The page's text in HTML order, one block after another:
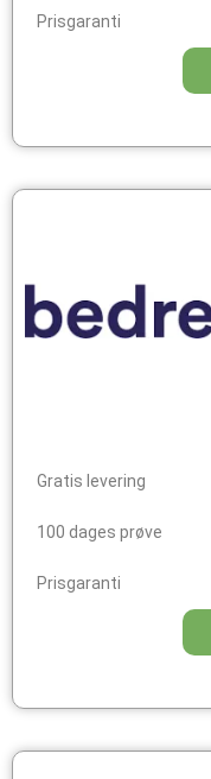
Prisgaranti
Gratis levering
100 dages prøve
Prisgaranti